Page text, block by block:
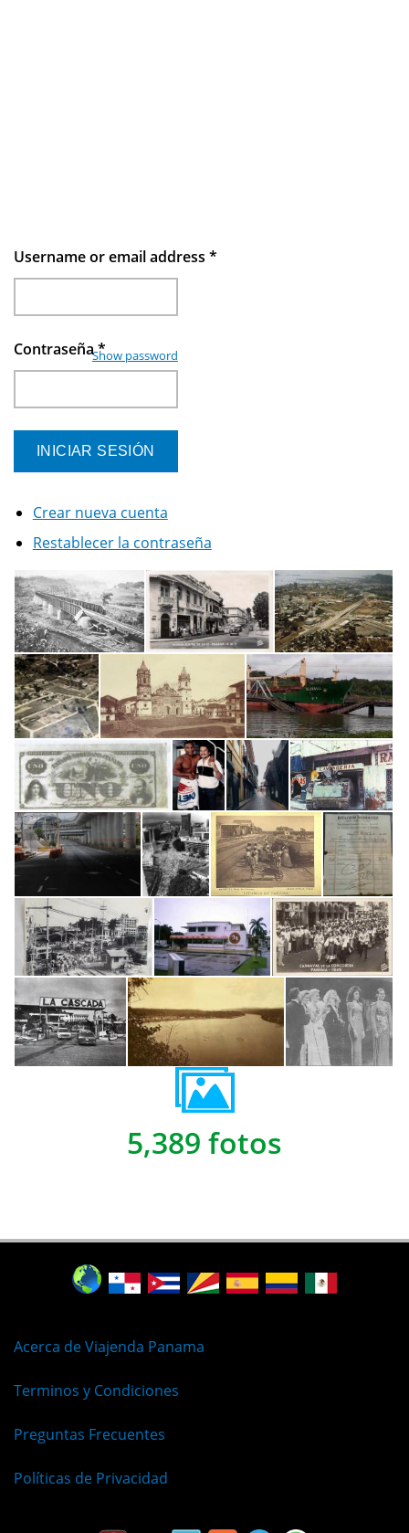
Username or email address *
Contraseña*
Show password
Crear nueva cuenta
Restablecer la contraseña
5,389 fotos
Acerca de Viajenda Panama
Terminos y Condiciones
Preguntas Frecuentes
Políticas de Privacidad